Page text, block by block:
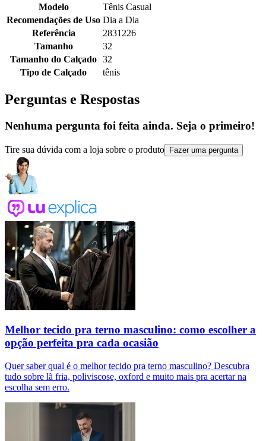
Modelo
Tênis Casual
Recomendações de Uso Dia a Dia
Referência
2831226
Tamanho
32
Tamanho do Calçado 32
Tipo de Calçado
tênis
Perguntas e Respostas
Nenhuma pergunta foi feita ainda. Seja o primeiro!
Tire sua dúvida com a loja sobre o produto Fazer uma pergunta
Melhor tecido pra terno masculino: como escolher a
opção perfeita pra cada ocasião
Quer saber qual é o melhor tecido pra terno masculino? Descubra
tudo sobre lã fria, poliviscose, oxford e muito mais pra acertar na
escolha sem erro.